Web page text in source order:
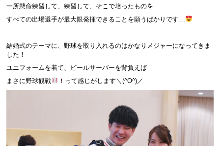
一所懸命練習して、練習して、そこで培ったものを
すべての出場選手が最大限発揮できることを願うばかりです…
結婚式のテーマに、野球を取り入れるのはかなりメジャーになってきま
した！
ユニフォームを着て、ビールサーバーを背負えば
まさに野球観戦
！って感じがします＼(^O^)／